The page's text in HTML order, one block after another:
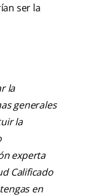
ser la
la
generales
la
experta
Calificado
en